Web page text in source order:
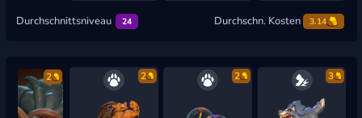
Durchschnittsniveau 24 Durchschn. Kosten 3.14
2 2 2 3